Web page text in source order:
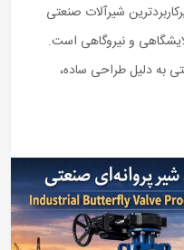
شیرآلات صنعتی
و نیروگاهی است.
به دلیل طراحی ساده،